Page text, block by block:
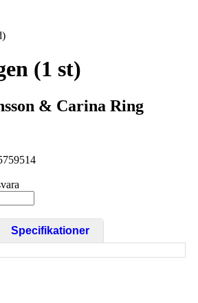
(1 st)
& Carina Ring
Specifikationer